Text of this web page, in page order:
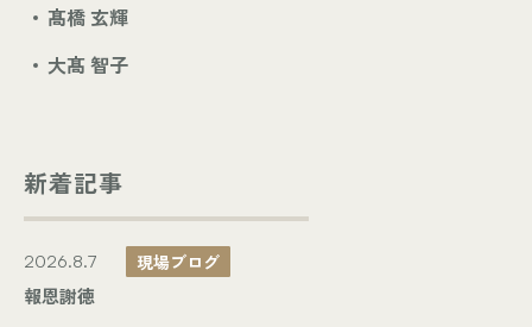
髙橋 玄輝
大髙 智子
新着記事
2026.8.7 現場ブログ
報恩謝徳